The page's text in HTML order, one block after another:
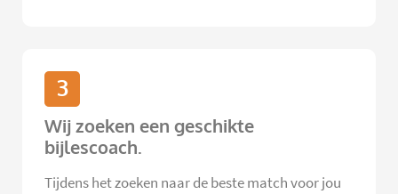
3
Wij zoeken een geschikte
bijlescoach.
Tijdens het zoeken naar de beste match voor jou